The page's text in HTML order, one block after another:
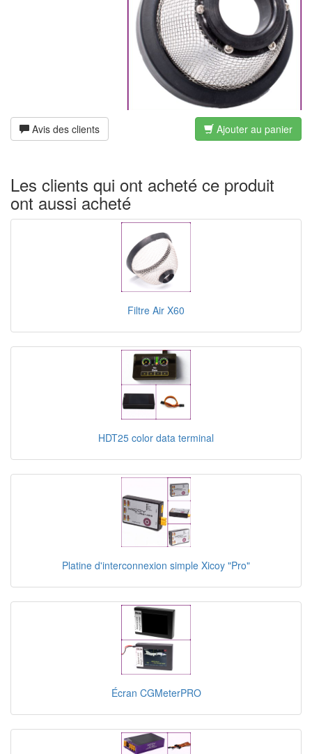
Avis des clients Ajouter au panier
Les clients qui ont acheté ce produit
ont aussi acheté
Filtre Air X60
HDT25 color data terminal
Platine d'interconnexion simple Xicoy "Pro"
Écran CGMeterPRO